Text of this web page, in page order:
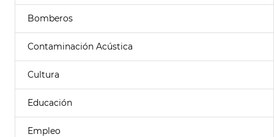
Bomberos
Contaminación Acústica
Cultura
Educación
Empleo